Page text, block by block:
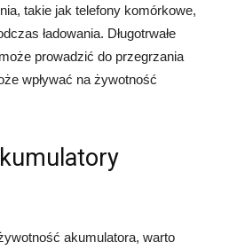
takie jak telefony komórkowe,
ładowania. Długotrwałe
prowadzić do przegrzania
wpływać na żywotność
akumulatora, warto